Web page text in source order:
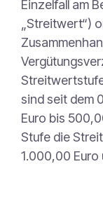
Einzelfall am
„Streitwert“)
sind seit dem
Euro bis
Stufe die
1.000,00 Euro